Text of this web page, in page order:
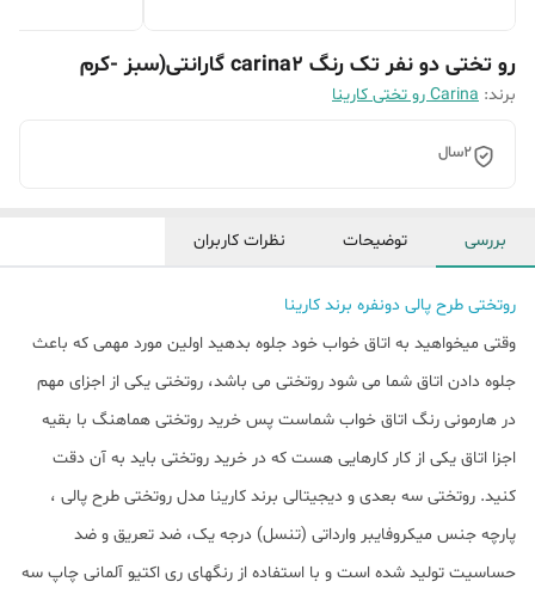
رو تختی دو نفر تک رنگ carina2 گارانتی(سبز -کرم
برند: Carina رو تختی کارینا
2سال
بررسی توضیحات نظرات کاربران
روتختی طرح پالی دونفره برند کارینا
وقتی میخواهید به اتاق خواب خود جلوه بدهید اولین مورد مهمی که باعث
جلوه دادن اتاق شما می شود روتختی می باشد، روتختی یکی از اجزای مهم
در هارمونی رنگ اتاق خواب شماست پس خرید روتختی هماهنگ با بقیه
اجزا اتاق یکی از کار کارهایی هست که در خرید روتختی باید به آن دقت
کنید. روتختی سه بعدی و دیجیتالی برند کارینا مدل روتختی طرح پالی ،
پارچه جنس میکروفایبر وارداتی (تنسل) درجه یک، ضد تعریق و ضد
حساسیت تولید شده است و با استفاده از رنگهای ری اکتیو آلمانی چاپ سه